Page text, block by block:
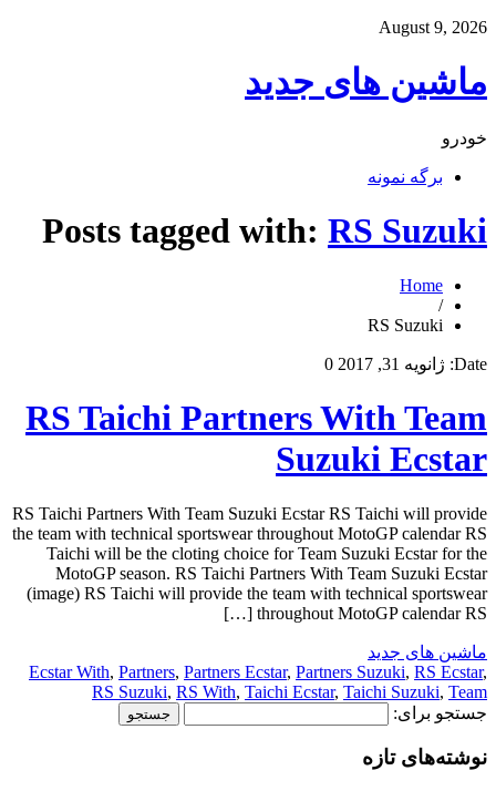
August 9, 2026
ماشین های جدید
خودرو
برگه نمونه
Posts tagged with: RS Suzuki
Home
/
RS Suzuki
Date: ژانویه 31, 2017 0
RS Taichi Partners With Team
Suzuki Ecstar
RS Taichi Partners With Team Suzuki Ecstar RS Taichi will provide
the team with technical sportswear throughout MotoGP calendar RS
Taichi will be the cloting choice for Team Suzuki Ecstar for the
MotoGP season. RS Taichi Partners With Team Suzuki Ecstar
(image) RS Taichi will provide the team with technical sportswear
throughout MotoGP calendar RS […]
ماشین های جدید
Ecstar With, Partners, Partners Ecstar, Partners Suzuki, RS Ecstar,
RS Suzuki, RS With, Taichi Ecstar, Taichi Suzuki, Team
جستجو برای:
نوشته‌های تازه